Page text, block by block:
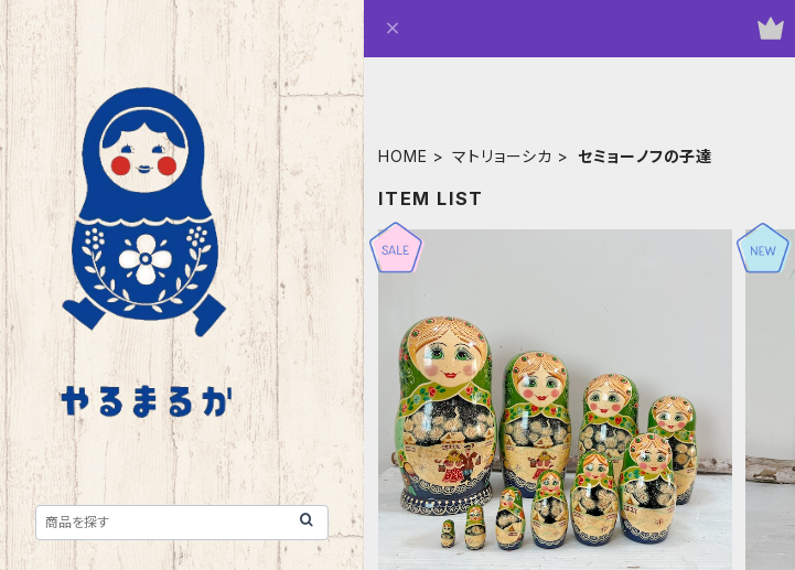
HOME マトリョーシカ セミョーノフの子達
ITEM LIST